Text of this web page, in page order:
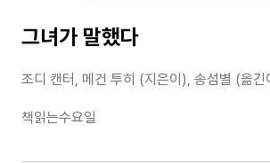
그녀가 말했다
조디 캔터, 메건 투히 (지은이), 송섬별 (옮긴
책읽는수요일